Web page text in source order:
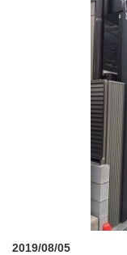
2019/08/05